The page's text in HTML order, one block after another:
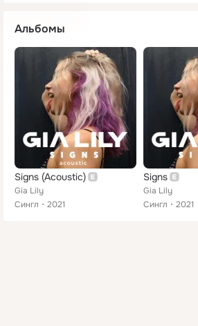
Альбомы
Signs (Acoustic)
Gia Lily
Сингл
2021
Signs
Gia Lily
Сингл
2021